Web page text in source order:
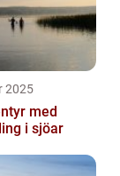
2025
med
i sjöar